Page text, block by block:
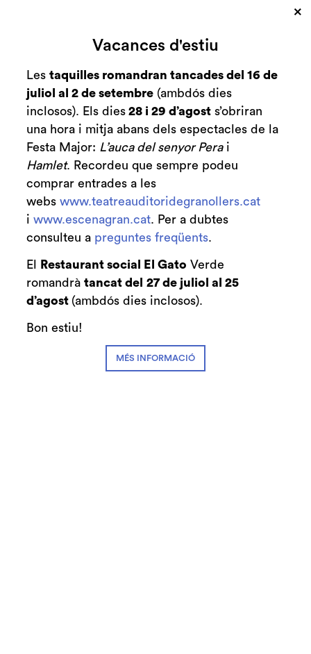
Diapositiva 2 de 3
Vacances d'estiu
Lestaquilles romandran tancades del 16 de
juliol al 2 de setembre (ambdós dies
inclosos). Els dies 28 i 29 d’agost s’obriran
una hora i mitja abans dels espectacles de la
Festa Major: L’auca del senyor Perai
Hamlet. Recordeu que sempre podeu
comprar entrades a les
webswww.teatreauditoridegranollers.cat
iwww.escenagran.cat. Per a dubtes
consulteu a preguntes freqüents.
El Restaurant social El Gato Verde
romandràtancat del 27 de juliol al 25
d’agost (ambdós dies inclosos).
Bon estiu!
MÉS INFORMACIÓ
×